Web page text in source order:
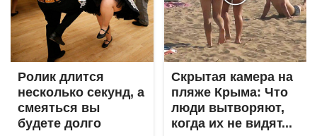
Ролик длится
несколько секунд, а
смеяться вы
будете долго
Скрытая камера на
пляже Крыма: Что
люди вытворяют,
когда их не видят...